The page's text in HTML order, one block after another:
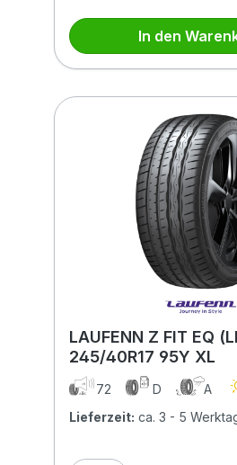
In den
LAUFENN Z FIT EQ
245/40R17 95Y XL
72 D
A
Lieferzeit: ca. 3 - 5